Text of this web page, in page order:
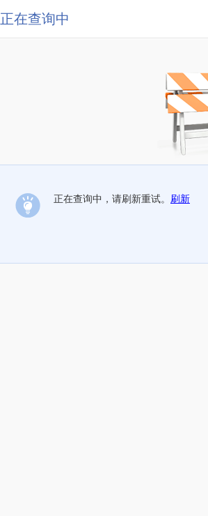
正在查询中
正在查询中，请刷新重试。 刷新